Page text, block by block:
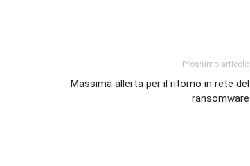
Prossimo articolo
Massima allerta per il ritorno in rete del
ransomware